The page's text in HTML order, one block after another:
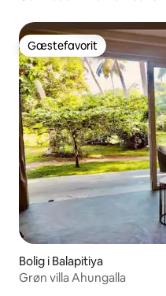
Gæstefavorit
Gæstefavorit
Bolig i Balapitiya
Grøn villa Ahungalla